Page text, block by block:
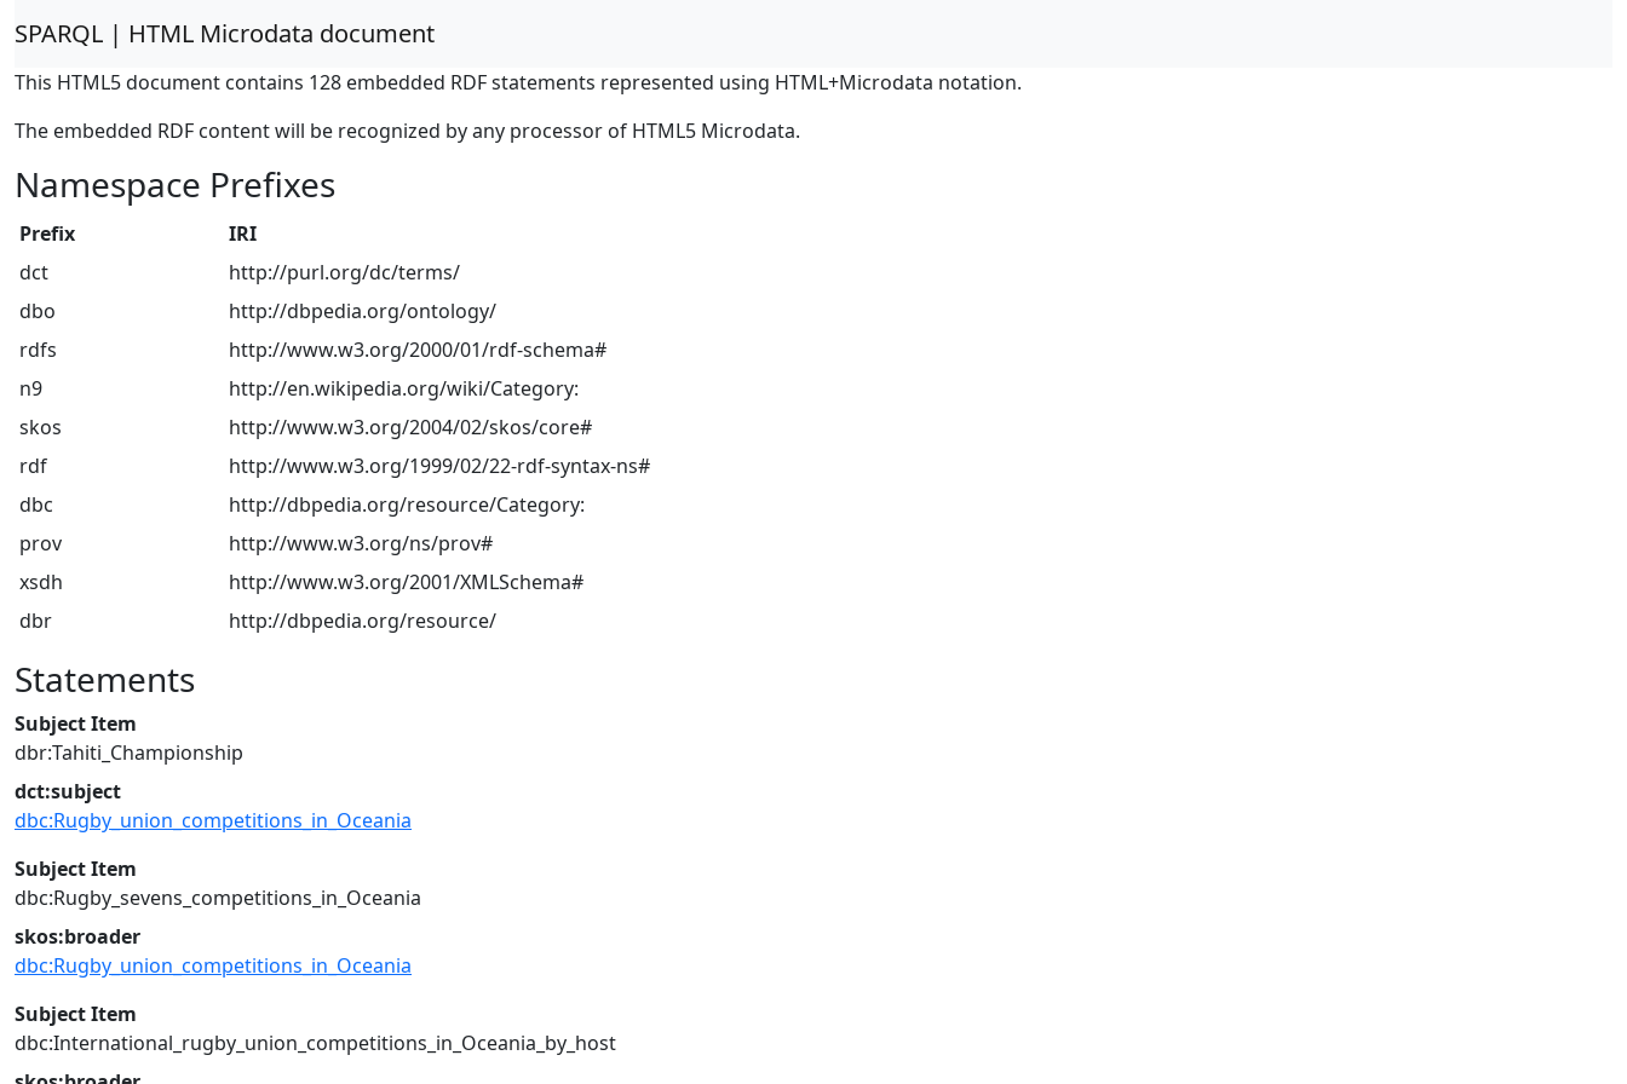
SPARQL | HTML Microdata document
This HTML5 document contains 128 embedded RDF statements represented using HTML+Microdata notation.
The embedded RDF content will be recognized by any processor of HTML5 Microdata.
Namespace Prefixes
Prefix
IRI
dct
http://purl.org/dc/terms/
dbo
http://dbpedia.org/ontology/
rdfs
http://www.w3.org/2000/01/rdf-schema#
n9
http://en.wikipedia.org/wiki/Category:
skos
http://www.w3.org/2004/02/skos/core#
rdf
http://www.w3.org/1999/02/22-rdf-syntax-ns#
dbc
http://dbpedia.org/resource/Category:
prov
http://www.w3.org/ns/prov#
xsdh
http://www.w3.org/2001/XMLSchema#
dbr
http://dbpedia.org/resource/
Statements
Subject Item
dbr:Tahiti_Championship
dct:subject
dbc:Rugby_union_competitions_in_Oceania
Subject Item
dbc:Rugby_sevens_competitions_in_Oceania
skos:broader
dbc:Rugby_union_competitions_in_Oceania
Subject Item
dbc:International_rugby_union_competitions_in_Oceania_by_host